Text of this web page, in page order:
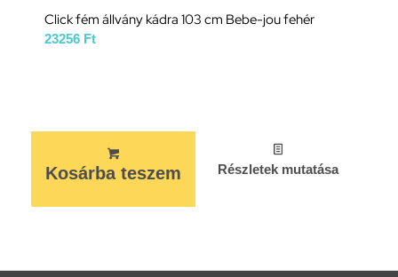
Click fém állvány kádra 103 cm Bebe-jou fehér
23256 Ft
Kosárba teszem Részletek mutatása